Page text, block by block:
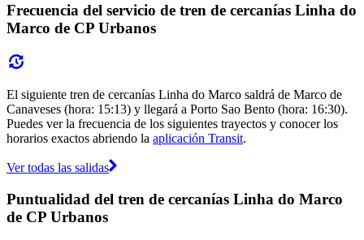
Frecuencia del servicio de tren de cercanías Linha do
Marco de CP Urbanos
El siguiente tren de cercanías Linha do Marco saldrá de Marco de
Canaveses (hora: 15:13) y llegará a Porto Sao Bento (hora: 16:30).
Puedes ver la frecuencia de los siguientes trayectos y conocer los
horarios exactos abriendo la aplicación Transit.
Ver todas las salidas
Puntualidad del tren de cercanías Linha do Marco
de CP Urbanos